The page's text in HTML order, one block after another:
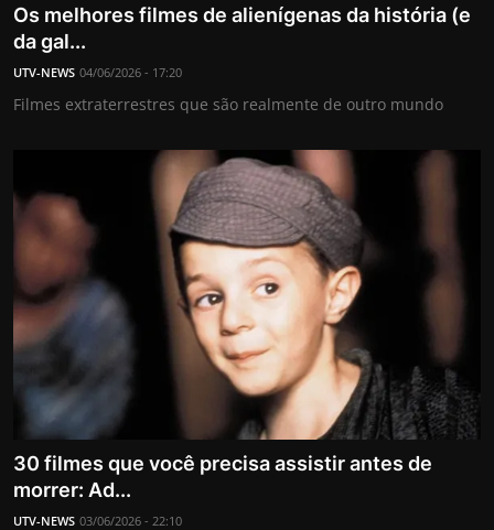
Os melhores filmes de alienígenas da história (e
da gal...
UTV-NEWS 04/06/2026 - 17:20
Filmes extraterrestres que são realmente de outro mundo
30 filmes que você precisa assistir antes de
morrer: Ad...
UTV-NEWS 03/06/2026 - 22:10